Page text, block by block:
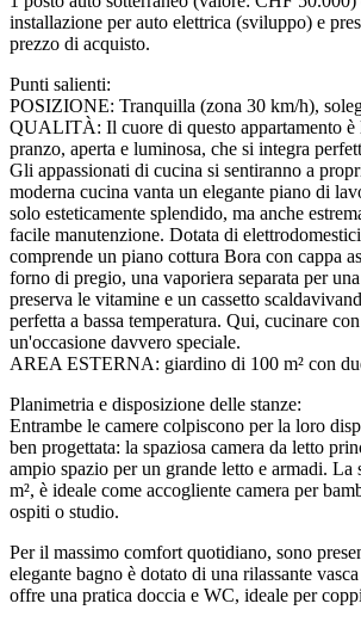
installazione per auto elettrica (sviluppo) e
prezzo di acquisto.
Punti salienti:
POSIZIONE: Tranquilla (zona 30 km/h),
QUALITÀ: Il cuore di questo appartamento è
pranzo, aperta e luminosa, che si integra
Gli appassionati di cucina si sentiranno a
moderna cucina vanta un elegante piano di
solo esteticamente splendido, ma anche
facile manutenzione. Dotata di
comprende un piano cottura Bora con cappa
forno di pregio, una vaporiera separata per
preserva le vitamine e un cassetto
perfetta a bassa temperatura. Qui, cucinare
un'occasione davvero speciale.
AREA ESTERNA: giardino di 100 m² con
Planimetria e disposizione delle stanze:
Entrambe le camere colpiscono per la loro
ben progettata: la spaziosa camera da letto
ampio spazio per un grande letto e armadi. La
m², è ideale come accogliente camera per
ospiti o studio.
Per il massimo comfort quotidiano, sono
elegante bagno è dotato di una rilassante
offre una pratica doccia e WC, ideale per